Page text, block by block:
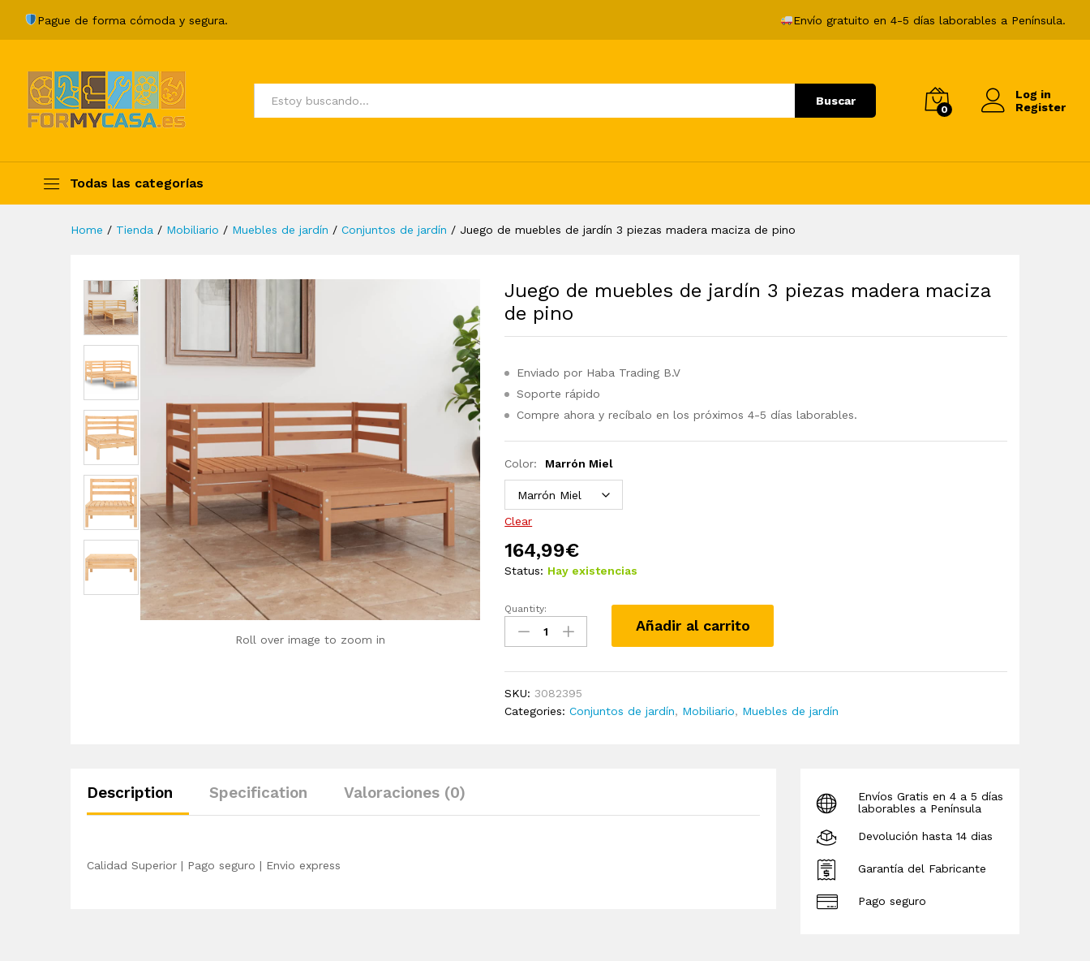
Pague de forma cómoda y segura. Envío gratuito en 4-5 días laborables a Península.
Todos Buscar
0
Log in
Register
Todas las categorías
Producto para mascotas
y animales
Home / Tienda / Mobiliario / Muebles de jardín / Conjuntos de jardín / Juego de muebles de jardín 3 piezas madera maciza de pino
Roll over image to zoom in
Juego de muebles de jardín 3 piezas madera maciza
de pino
Enviado por Haba Trading B.V
Soporte rápido
Compre ahora y recíbalo en los próximos 4-5 días laborables.
Color: Marrón Miel
Clear
164,99€
Status: Hay existencias
Juego
muebles
3
piezas
Quantity:
Añadir al carrito
SKU:3082395
Categories:Conjuntos de jardín, Mobiliario, Muebles de jardín
Description Specification Valoraciones (0)
Calidad Superior | Pago seguro | Envio express
Envíos Gratis en 4 a 5 días
laborables a Península
Devolución hasta 14 dias
Garantía del Fabricante
Pago seguro
Description Specification
143,99€ Añadir al carrito